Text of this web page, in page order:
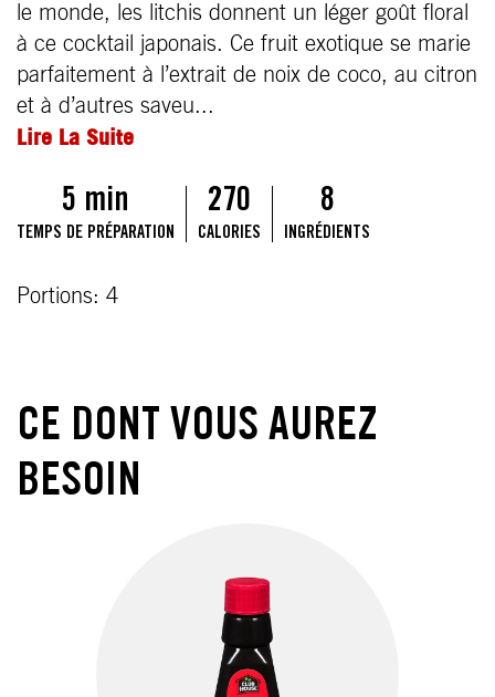
le monde, les litchis donnent un léger goût floral
à ce cocktail japonais. Ce fruit exotique se marie
parfaitement à l’extrait de noix de coco, au citron
et à d’autres saveu...
Lire La Suite
5 min
TEMPS DE PRÉPARATION
270
CALORIES
8
INGRÉDIENTS
Portions: 4
CE DONT VOUS AUREZ
BESOIN